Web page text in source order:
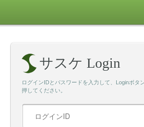
サスケ Login
ログインIDとパスワードを入力して、Loginボタ
押してください。